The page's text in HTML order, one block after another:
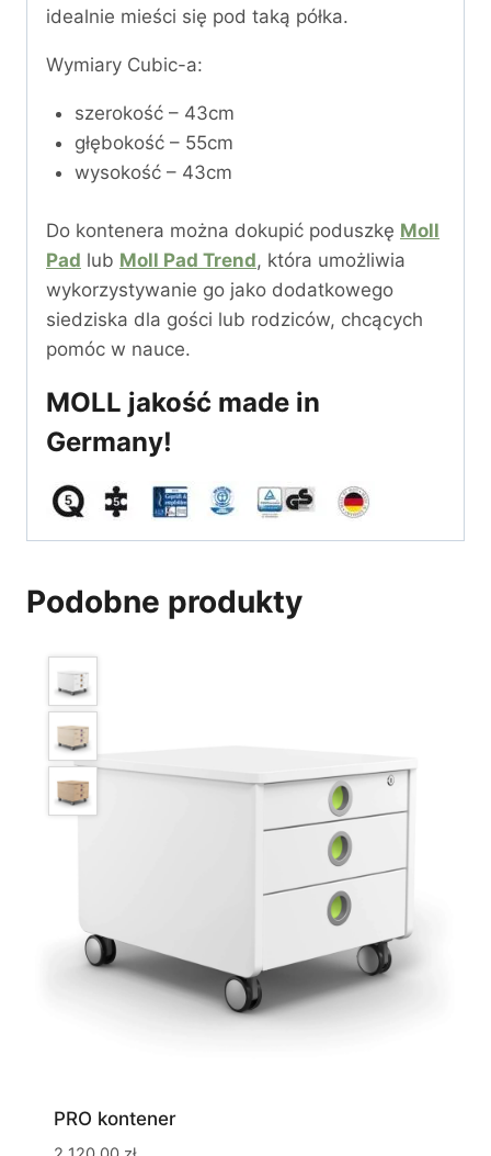
idealnie mieści się pod taką półka.
Wymiary Cubic-a:
szerokość – 43cm
głębokość – 55cm
wysokość – 43cm
Do kontenera można dokupić poduszkę Moll
Pad lub Moll Pad Trend, która umożliwia
wykorzystywanie go jako dodatkowego
siedziska dla gości lub rodziców, chcących
pomóc w nauce.
MOLL jakość made in
Germany!
Podobne produkty
PRO kontener